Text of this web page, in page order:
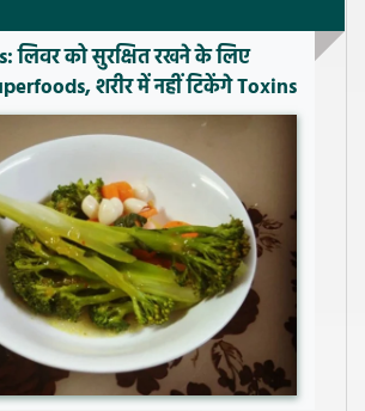
लिवर को सुरक्षित रखने के लिए
शरीर में नहीं टिकेंगे Toxins